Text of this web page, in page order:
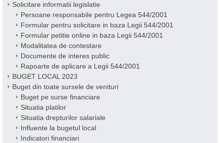
Solicitare informatii legislatie
Persoane responsabile pentru Legea 544/2001
Formular pentru solicitare in baza Legii 544/2001
Formular petitie online in baza Legii 544/2001
Modalitatea de contestare
Documente de interes public
Rapoarte de aplicare a Legii 544/2001
BUGET LOCAL 2023
Buget din toate sursele de venituri
Buget pe surse financiare
Situatia platilor
Situatia drepturilor salariale
Influente la bugetul local
Indicatori financiari